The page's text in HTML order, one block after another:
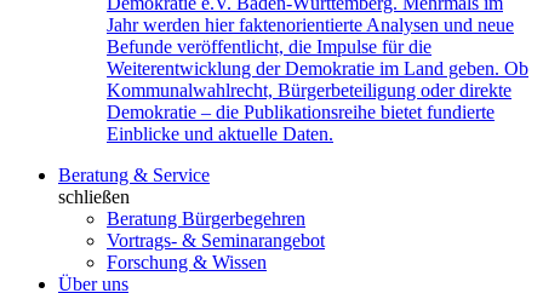
Jahr werden hier faktenorientierte Analysen und neue
Befunde veröffentlicht, die Impulse für die
Weiterentwicklung der Demokratie im Land geben. Ob
Kommunalwahlrecht, Bürgerbeteiligung oder direkte
Demokratie – die Publikationsreihe bietet fundierte
Einblicke und aktuelle Daten.
Beratung & Service
schließen
Beratung Bürgerbegehren
Vortrags- & Seminarangebot
Forschung & Wissen
Über uns